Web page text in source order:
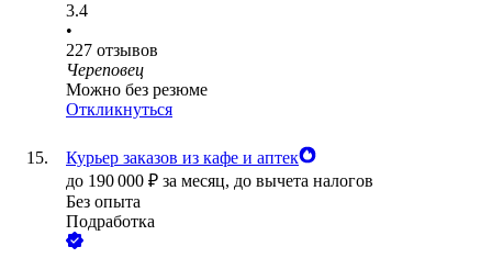
3.4
•
227 отзывов
Череповец
Можно без резюме
Откликнуться
Курьер заказов из кафе и аптек
до 190 000 ₽ за месяц, до вычета налогов
Без опыта
Подработка